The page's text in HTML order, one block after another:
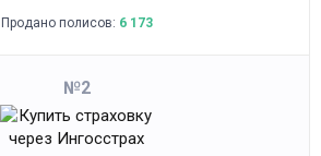
Продано полисов: 6 173
2